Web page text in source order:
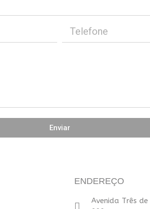
Enviar
ENDEREÇO
Avenida Três